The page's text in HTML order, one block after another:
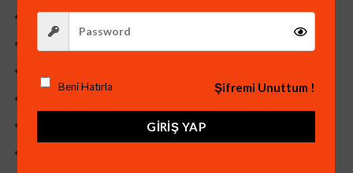
ARAÇ ALGILAMA ÖZELLİĞİ
Beni Hatırla Şifremi Unuttum !
GIRIŞ YAP